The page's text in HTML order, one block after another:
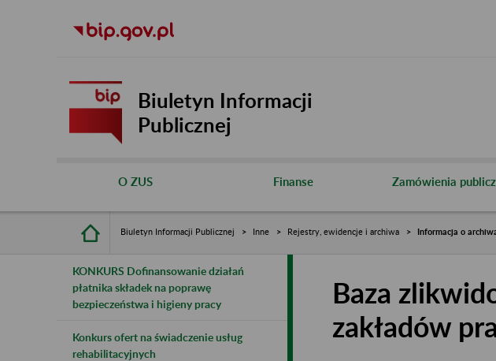
Biuletyn Informacji
Publicznej
O ZUS Finanse Zamówienia
Biuletyn Informacji Publicznej Inne Rejestry, ewidencje i archiwa Informacja o
KONKURS Dofinansowanie działań
płatnika składek na poprawę
bezpieczeństwa i higieny pracy
Konkurs ofert na świadczenie usług
rehabilitacyjnych
Baza
zakładów